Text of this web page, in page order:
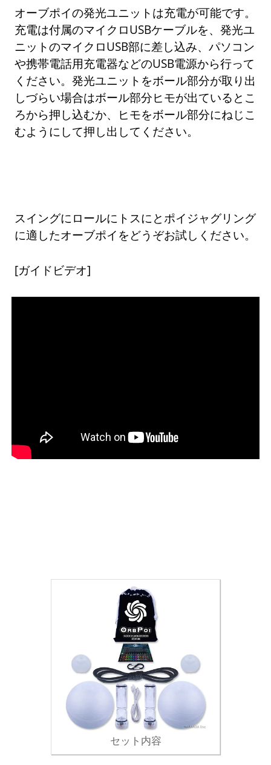
オーブポイの発光ユニットは充電が可能です。
充電は付属のマイクロUSBケーブルを、発光ユ
ニットのマイクロUSB部に差し込み、パソコン
や携帯電話用充電器などのUSB電源から行って
ください。発光ユニットをボール部分が取り出
しづらい場合はボール部分ヒモが出ているとこ
ろから押し込むか、ヒモをボール部分にねじこ
むようにして押し出してください。
スイングにロールにトスにとポイジャグリング
に適したオーブポイをどうぞお試しください。
[ガイドビデオ]
セット内容